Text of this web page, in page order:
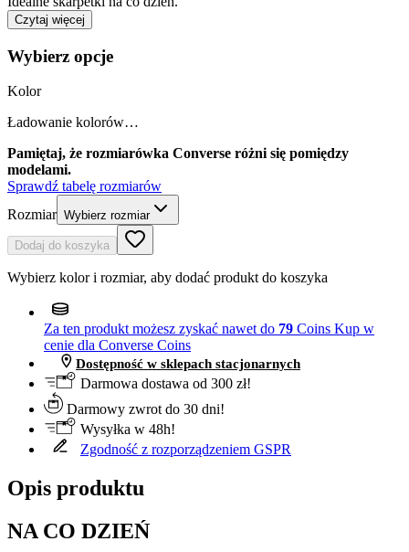
Czytaj więcej
Wybierz opcje
Kolor
Ładowanie kolorów…
Pamiętaj, że rozmiarówka Converse różni się pomiędzy
modelami.
Sprawdź tabelę rozmiarów
Rozmiar Wybierz rozmiar
Dodaj do koszyka
Wybierz kolor i rozmiar, aby dodać produkt do koszyka
Za ten produkt możesz zyskać nawet do 79 Coins Kup w
cenie dla Converse Coins
Dostępność w sklepach stacjonarnych
Darmowa dostawa od 300 zł!
Darmowy zwrot do 30 dni!
Wysyłka w 48h!
Zgodność z rozporządzeniem GSPR
Opis produktu
NA CO DZIEŃ